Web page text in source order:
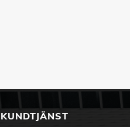
KUNDTJÄNST